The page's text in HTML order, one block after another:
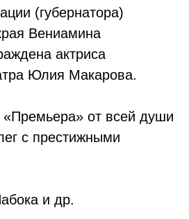
(губернатора)
Вениамина
актриса
Юлия Макарова.
от всей души
с престижными
и др.